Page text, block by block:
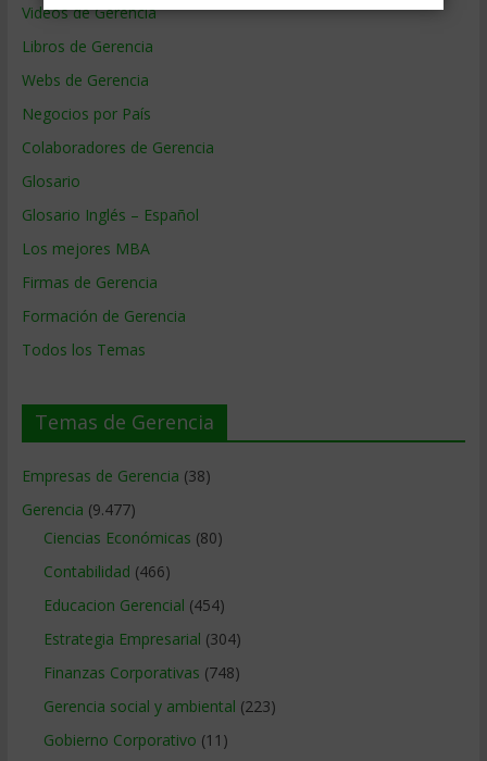
Videos de Gerencia
Libros de Gerencia
Webs de Gerencia
Negocios por País
Colaboradores de Gerencia
Glosario
Glosario Inglés – Español
Los mejores MBA
Firmas de Gerencia
Formación de Gerencia
Todos los Temas
Temas de Gerencia
Empresas de Gerencia (38)
Gerencia (9.477)
Ciencias Económicas (80)
Contabilidad (466)
Educacion Gerencial (454)
Estrategia Empresarial (304)
Finanzas Corporativas (748)
Gerencia social y ambiental (223)
Gobierno Corporativo (11)